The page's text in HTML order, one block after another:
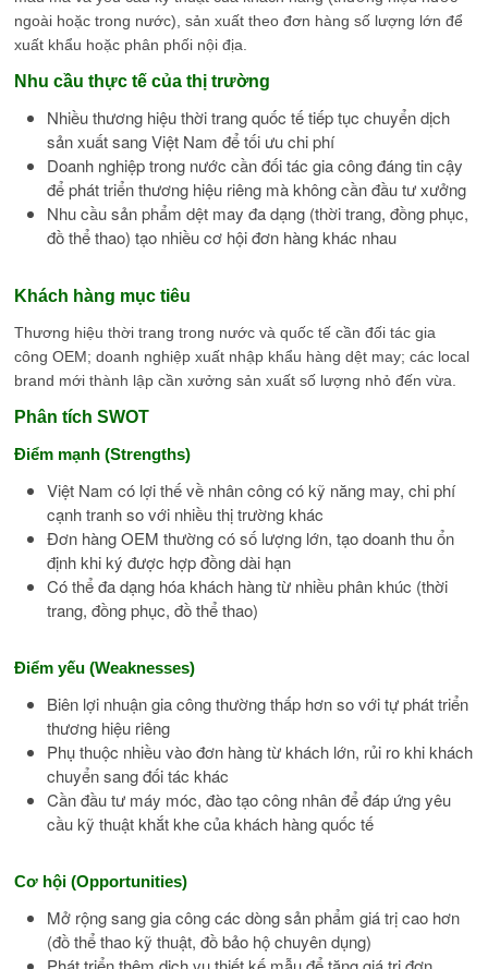
ngoài hoặc trong nước), sản xuất theo đơn hàng số lượng lớn để
xuất khẩu hoặc phân phối nội địa.
Nhu cầu thực tế của thị trường
Nhiều thương hiệu thời trang quốc tế tiếp tục chuyển dịch
sản xuất sang Việt Nam để tối ưu chi phí
Doanh nghiệp trong nước cần đối tác gia công đáng tin cậy
để phát triển thương hiệu riêng mà không cần đầu tư xưởng
Nhu cầu sản phẩm dệt may đa dạng (thời trang, đồng phục,
đồ thể thao) tạo nhiều cơ hội đơn hàng khác nhau
Khách hàng mục tiêu
Thương hiệu thời trang trong nước và quốc tế cần đối tác gia
công OEM; doanh nghiệp xuất nhập khẩu hàng dệt may; các local
brand mới thành lập cần xưởng sản xuất số lượng nhỏ đến vừa.
Phân tích SWOT
Điểm mạnh (Strengths)
Việt Nam có lợi thế về nhân công có kỹ năng may, chi phí
cạnh tranh so với nhiều thị trường khác
Đơn hàng OEM thường có số lượng lớn, tạo doanh thu ổn
định khi ký được hợp đồng dài hạn
Có thể đa dạng hóa khách hàng từ nhiều phân khúc (thời
trang, đồng phục, đồ thể thao)
Điểm yếu (Weaknesses)
Biên lợi nhuận gia công thường thấp hơn so với tự phát triển
thương hiệu riêng
Phụ thuộc nhiều vào đơn hàng từ khách lớn, rủi ro khi khách
chuyển sang đối tác khác
Cần đầu tư máy móc, đào tạo công nhân để đáp ứng yêu
cầu kỹ thuật khắt khe của khách hàng quốc tế
Cơ hội (Opportunities)
Mở rộng sang gia công các dòng sản phẩm giá trị cao hơn
(đồ thể thao kỹ thuật, đồ bảo hộ chuyên dụng)